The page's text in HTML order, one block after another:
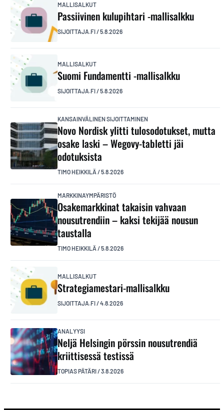
MALLISALKUT
Passiivinen kulupihtari -mallisalkku
SIJOITTAJA.FI/5.8.2026
MALLISALKUT
Suomi Fundamentti -mallisalkku
SIJOITTAJA.FI/5.8.2026
KANSAINVÄLINEN SIJOITTAMINEN
Novo Nordisk ylitti tulosodotukset, mutta
osake laski – Wegovy-tabletti jäi
odotuksista
TIMO HEIKKILÄ /5.8.2026
MARKKINAYMPÄRISTÖ
Osakemarkkinat takaisin vahvaan
nousutrendiin – kaksi tekijää nousun
taustalla
TIMO HEIKKILÄ /5.8.2026
MALLISALKUT
Strategiamestari-mallisalkku
SIJOITTAJA.FI/4.8.2026
ANALYYSI
Neljä Helsingin pörssin nousutrendiä
kriittisessä testissä
TOPIAS PÄTÄRI/3.8.2026